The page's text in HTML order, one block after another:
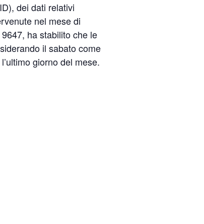
dei dati relativi
nel mese di
ha stabilito che le
il sabato come
giorno del mese.